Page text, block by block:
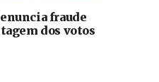
fraude
dos votos